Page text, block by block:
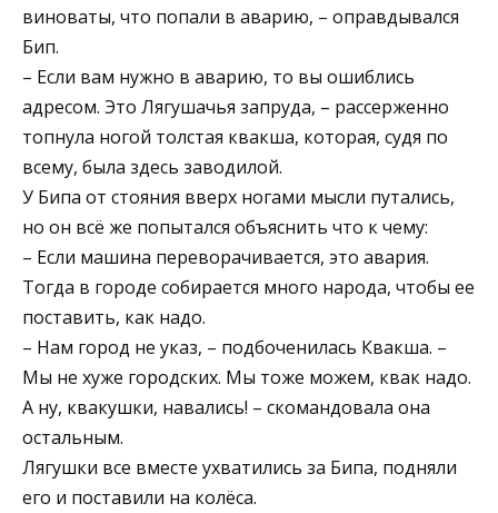
виноваты, что попали в аварию, – оправдывался
Бип.
– Если вам нужно в аварию, то вы ошиблись
адресом. Это Лягушачья запруда, – рассерженно
топнула ногой толстая квакша, которая, судя по
всему, была здесь заводилой.
У Бипа от стояния вверх ногами мысли путались,
но он всё же попытался объяснить что к чему:
– Если машина переворачивается, это авария.
Тогда в городе собирается много народа, чтобы ее
поставить, как надо.
– Нам город не указ, – подбоченилась Квакша. –
Мы не хуже городских. Мы тоже можем, квак надо.
А ну, квакушки, навались! – скомандовала она
остальным.
Лягушки все вместе ухватились за Бипа, подняли
его и поставили на колёса.